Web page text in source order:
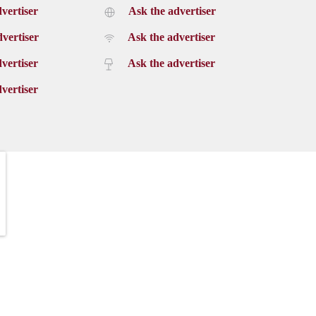
Ask the advertiser
Ask the advertiser
Ask the advertiser